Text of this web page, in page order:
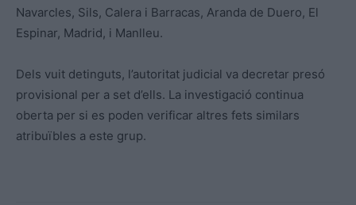
Navarcles, Sils, Calera i Barracas, Aranda de Duero, El
Espinar, Madrid, i Manlleu.
Dels vuit detinguts, l’autoritat judicial va decretar presó
provisional per a set d’ells. La investigació continua
oberta per si es poden verificar altres fets similars
atribuïbles a este grup.